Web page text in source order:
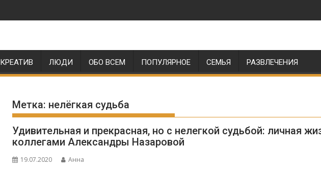
КРЕАТИВ ЛЮДИ ОБО ВСЕМ ПОПУЛЯРНОЕ СЕМЬЯ РАЗВЛЕЧЕНИЯ
Метка: нелёгкая судьба
Удивительная и прекрасная, но с нелегкой судьбой: личная
коллегами Александры Назаровой
19.07.2020 Анна